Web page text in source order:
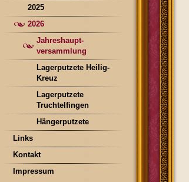
2025
2026
Jahreshaupt-
versammlung
Lagerputzete Heilig-
Kreuz
Lagerputzete
Truchtelfingen
Hängerputzete
Links
Kontakt
Impressum